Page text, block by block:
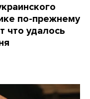
по-прежнему
что удалось